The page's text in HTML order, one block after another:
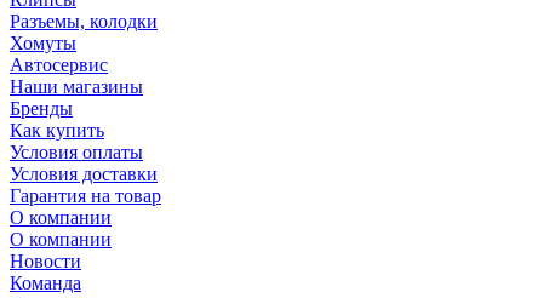
Разъемы, колодки
Хомуты
Автосервис
Наши магазины
Бренды
Как купить
Условия оплаты
Условия доставки
Гарантия на товар
О компании
О компании
Новости
Команда